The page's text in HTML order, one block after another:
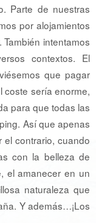
Parte de nuestras
por alojamientos
intentamos
contextos. El
que pagar
coste sería enorme,
para que todas las
Así que apenas
el contrario, cuando
con la belleza de
el amanecer en un
naturaleza que
Y además…¡Los